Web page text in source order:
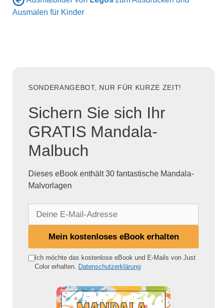
Ausmalen für Kinder
SONDERANGEBOT, NUR FÜR KURZE ZEIT!
Sichern Sie sich Ihr
GRATIS Mandala-
Malbuch
Dieses eBook enthält 30 fantastische Mandala-
Malvorlagen
e
Mein kostenloses eBook erhalten
Ich möchte das kostenlose eBook und E-Mails von Just
Color erhalten. Datenschutzerklärung